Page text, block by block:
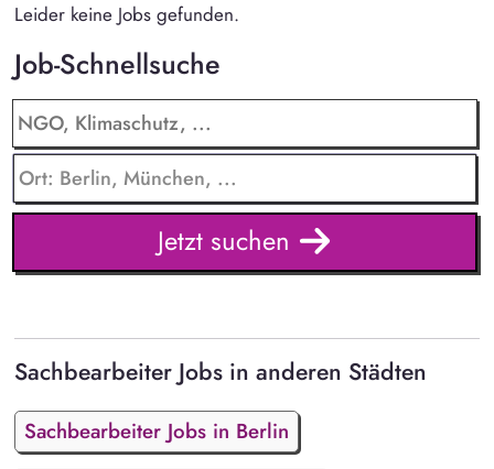
Leider keine Jobs gefunden.
Job-Schnellsuche
Jetzt suchen
Sachbearbeiter Jobs in anderen Städten
Sachbearbeiter Jobs in Berlin